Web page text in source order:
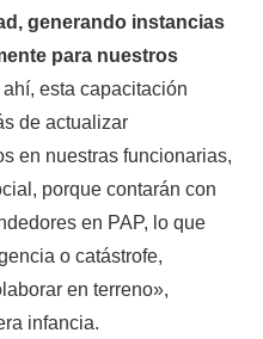
generando instancias
para nuestros
ahí, esta capacitación
de actualizar
en nuestras funcionarias,
porque contarán con
en PAP, lo que
o catástrofe,
en terreno»,
infancia.